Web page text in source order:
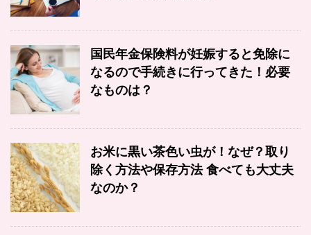
国民年金保険料が妊娠すると免除に
なるので手続きに行ってきた！必要
なものは？
お米に黒い茶色い虫が！なぜ？取り
除く方法や保存方法 食べても大丈夫
なのか？